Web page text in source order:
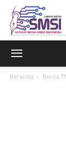
Beranda Berita